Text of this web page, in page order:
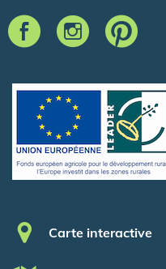
Pied de page
Carte interactive